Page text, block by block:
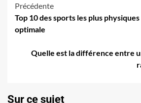
Navigation
d’article
Précédente
Top 10 des sports les plus
optimale
Quelle est la différence entre
Sur ce sujet